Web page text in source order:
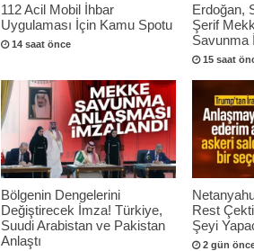
112 Acil Mobil İhbar
Uygulaması İçin Kamu Spotu
14 saat önce
Erdoğan,
Şerif
Savunma
15 saat
Bölgenin Dengelerini
Değiştirecek İmza! Türkiye,
Suudi Arabistan ve Pakistan
Anlaştı
Rest
Şeyi
2 gün